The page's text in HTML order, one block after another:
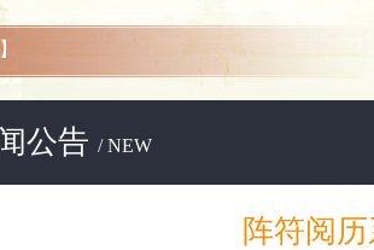
公告 / NEW
阵符阅